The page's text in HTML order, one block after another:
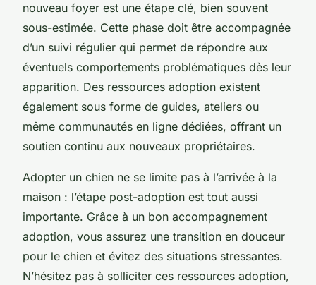
nouveau foyer est une étape clé, bien souvent
sous-estimée. Cette phase doit être accompagnée
d’un suivi régulier qui permet de répondre aux
éventuels comportements problématiques dès leur
apparition. Des ressources adoption existent
également sous forme de guides, ateliers ou
même communautés en ligne dédiées, offrant un
soutien continu aux nouveaux propriétaires.
Adopter un chien ne se limite pas à l’arrivée à la
maison : l’étape post-adoption est tout aussi
importante. Grâce à un bon accompagnement
adoption, vous assurez une transition en douceur
pour le chien et évitez des situations stressantes.
N’hésitez pas à solliciter ces ressources adoption,